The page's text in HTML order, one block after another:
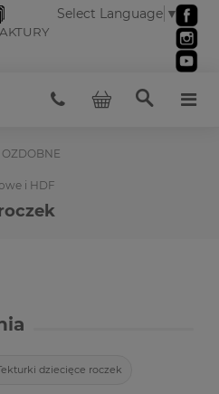
Select Language ▼
i HDF
dziecięce roczek